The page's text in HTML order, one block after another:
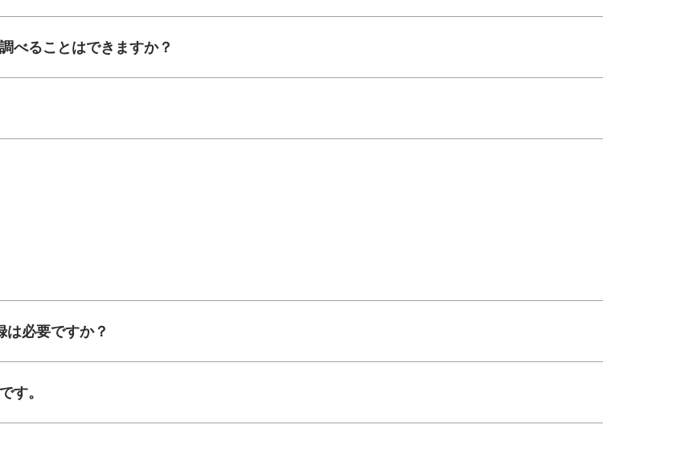
べることはできますか？
は必要ですか？
す。